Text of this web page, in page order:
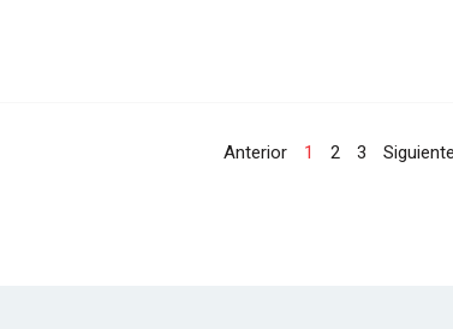
Anterior 1 2 3 Siguiente